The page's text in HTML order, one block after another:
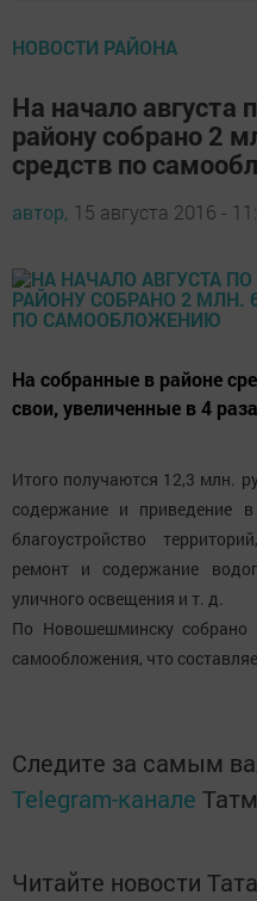
НОВОСТИ РАЙОНА
На начало
району собрано 2
средств по
автор, 15 августа 2016 -
На собранные в районе
свои, увеличенные в 4
Итого получаются 12,3 млн.
содержание и приведение
благоустройство
ремонт и содержание
уличного освещения и т. д.
По Новошешминску собрано
самообложения, что
Следите за самым
Telegram-канале
Читайте новости